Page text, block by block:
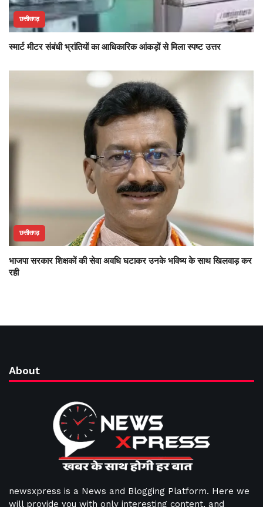
छत्तीसगढ़
स्मार्ट मीटर संबंधी भ्रांतियों का आधिकारिक आंकड़ों से मिला स्पष्ट उत्तर
छत्तीसगढ़
भाजपा सरकार शिक्षकों की सेवा अवधि घटाकर उनके भविष्य के साथ खिलवाड़ कर
रही
About
newsxpress is a News and Blogging Platform. Here we
will provide you with only interesting content, and